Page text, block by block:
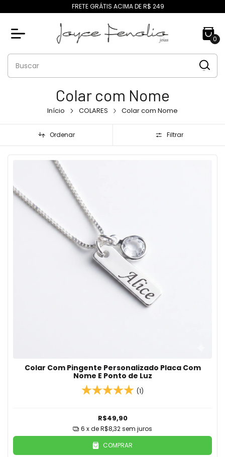
FRETE GRÁTIS ACIMA DE R$ 249
0
Colar com Nome
Início COLARES Colar com Nome
Ordenar Filtrar
Colar Com Pingente Personalizado Placa Com
Nome E Ponto de Luz
(1)
R$49,90
6 x deR$8,32sem juros
COMPRAR